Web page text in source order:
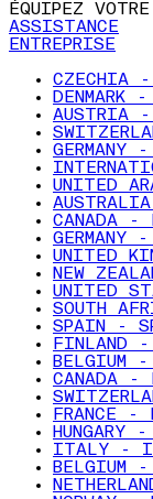
ÉQUIPEZ
ASSISTANCE
ENTREPRISE
CZECHIA -
DENMARK
AUSTRIA -
GERMANY -
UNITED
CANADA -
GERMANY
UNITED
NEW
UNITED
SOUTH
SPAIN -
FINLAND -
BELGIUM -
CANADA -
FRANCE -
HUNGARY
ITALY -
BELGIUM -